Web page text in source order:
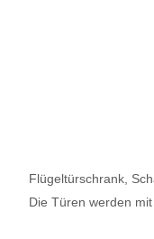
Flügeltürschrank,
Die Türen werden